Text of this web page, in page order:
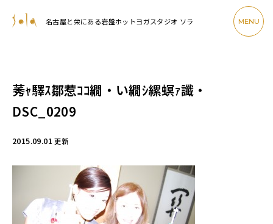
名古屋と栄にある岩盤ホットヨガスタジオ ソラ MENU
莠ｬ驛ｽ鄒惹ｺｺ繝・い繝ｼ縲螟ｧ讖・
DSC_0209
2015.09.01更新